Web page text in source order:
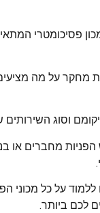
פסיכומטרי
מחקר על מה מציעים
וסוג
מחברים או
על כל מכוני
לכם ביותר.